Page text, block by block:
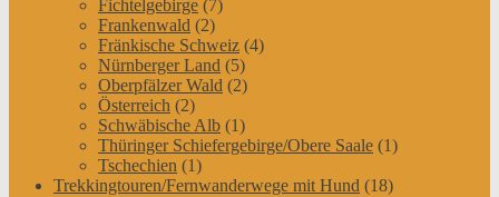
Fichtelgebirge (7)
Frankenwald (2)
Fränkische Schweiz (4)
Nürnberger Land (5)
Oberpfälzer Wald (2)
Österreich (2)
Schwäbische Alb (1)
Thüringer Schiefergebirge/Obere Saale (1)
Tschechien (1)
Trekkingtouren/Fernwanderwege mit Hund (18)